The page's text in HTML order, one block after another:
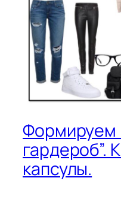
Формируем
гардероб”.
капсулы.